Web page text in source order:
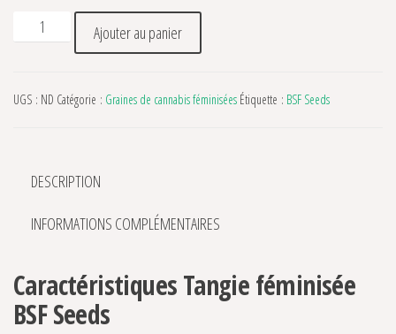
quantité de Tangie féminisée BSF Seeds
Ajouter au panier
UGS : ND Catégorie : Graines de cannabis féminisées Étiquette : BSF Seeds
DESCRIPTION
INFORMATIONS COMPLÉMENTAIRES
Caractéristiques Tangie féminisée
BSF Seeds